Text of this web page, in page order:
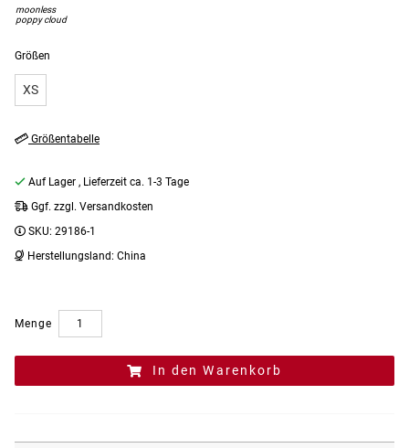
Größen
XS
moonless
poppy cloud
Größentabelle
Auf Lager , Lieferzeit ca. 1-3 Tage
Ggf. zzgl. Versandkosten
SKU: 29186-1
Herstellungsland: China
Menge
In den Warenkorb